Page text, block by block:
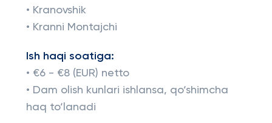
• Kranovshik
• Kranni Montajchi
Ish haqi soatiga:
• €6 - €8 (EUR) netto
• Dam olish kunlari ishlansa, qo‘shimcha
haq to‘lanadi